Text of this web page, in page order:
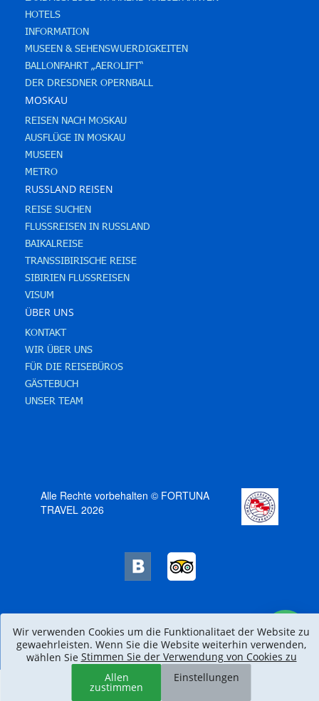
HOTELS
INFORMATION
MUSEEN & SEHENSWUERDIGKEITEN
BALLONFAHRT „AEROLIFT“
DER DRESDNER OPERNBALL
MOSKAU
REISEN NACH MOSKAU
AUSFLÜGE IN MOSKAU
MUSEEN
METRO
RUSSLAND REISEN
REISE SUCHEN
FLUSSREISEN IN RUSSLAND
BAIKALREISE
TRANSSIBIRISCHE REISE
SIBIRIEN FLUSSREISEN
VISUM
ÜBER UNS
KONTAKT
WIR ÜBER UNS
FÜR DIE REISEBÜROS
GÄSTEBUCH
UNSER TEAM
Alle Rechte vorbehalten © FORTUNA
TRAVEL 2026
Wir verwenden Cookies um die Funktionalitaet der Website zu
gewaehrleisten. Wenn Sie die Website weiterhin verwenden,
wählen Sie Stimmen Sie der Verwendung von Cookies zu
Allen
zustimmen
Einstellungen